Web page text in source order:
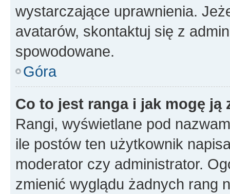
wystarczające uprawnienia.
avatarów, skontaktuj się z
spowodowane.
Góra
Co to jest ranga i jak mogę ją
Rangi, wyświetlane pod
ile postów ten użytkownik
moderator czy administrator.
zmienić wyglądu żadnych rang